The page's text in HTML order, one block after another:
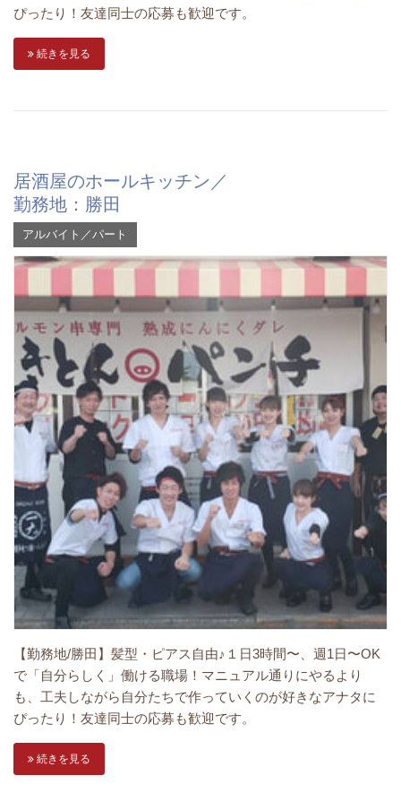
ぴったり！友達同士の応募も歓迎です。
続きを見る
居酒屋のホールキッチン／
勤務地：勝田
アルバイト／パート
【勤務地/勝田】髪型・ピアス自由♪１日3時間〜、週1日〜OK
で「自分らしく」働ける職場！マニュアル通りにやるより
も、工夫しながら自分たちで作っていくのが好きなアナタに
ぴったり！友達同士の応募も歓迎です。
続きを見る